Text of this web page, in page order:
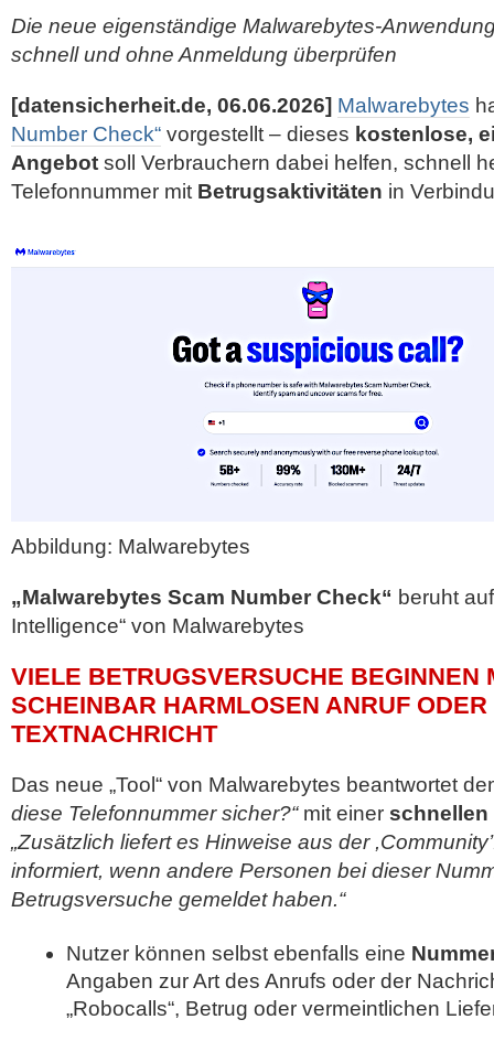
Die neue eigenständige Malwarebytes-
schnell und ohne Anmeldung überprüfen
[datensicherheit.de, 06.06.2026] Malwarebytes
Number Check“ vorgestellt – dieses kostenlose,
Angebot soll Verbrauchern dabei helfen, schnell
Telefonnummer mit Betrugsaktivitäten in
Abbildung: Malwarebytes
„Malwarebytes Scam Number Check“ beruht
Intelligence“ von Malwarebytes
VIELE BETRUGSVERSUCHE BEGINNEN
SCHEINBAR HARMLOSEN ANRUF ODER
TEXTNACHRICHT
Das neue „Tool“ von Malwarebytes beantwortet
diese Telefonnummer sicher?“mit einer schnellen
„Zusätzlich liefert es Hinweise aus der
informiert, wenn andere Personen bei dieser
Betrugsversuche gemeldet haben.“
Nutzer können selbst ebenfalls eine
Angaben zur Art des Anrufs oder der
„Robocalls“, Betrug oder vermeintlichen